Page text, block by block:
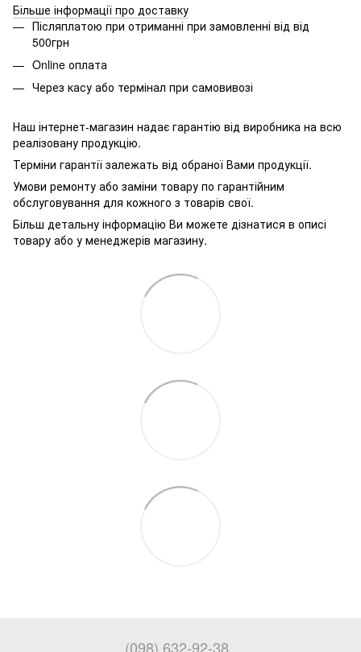
Більше інформації про доставку
Післяплатою при отриманні при замовленні від від
500грн
Online оплата
Через касу або термінал при самовивозі
Наш інтернет-магазин надає гарантію від виробника на всю
реалізовану продукцію.
Терміни гарантії залежать від обраної Вами продукції.
Умови ремонту або заміни товару по гарантійним
обслуговування для кожного з товарів свої.
Більш детальну інформацію Ви можете дізнатися в описі
товару або у менеджерів магазину.
(098) 632-92-38